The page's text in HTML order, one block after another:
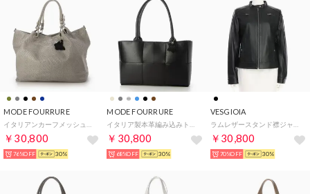
MODE FOURRURE
￥30,800
76%OFF 30%
MODE FOURRURE
￥30,800
68%OFF 30%
VESGIOIA
￥30,800
70%OFF 30%